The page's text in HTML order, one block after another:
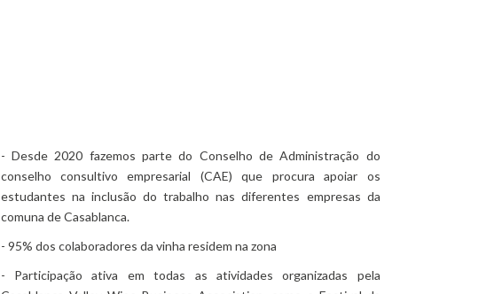
- Desde 2020 fazemos parte do Conselho de Administração do
conselho consultivo empresarial (CAE) que procura apoiar os
estudantes na inclusão do trabalho nas diferentes empresas da
comuna de Casablanca.
- 95% dos colaboradores da vinha residem na zona
- Participação ativa em todas as atividades organizadas pela